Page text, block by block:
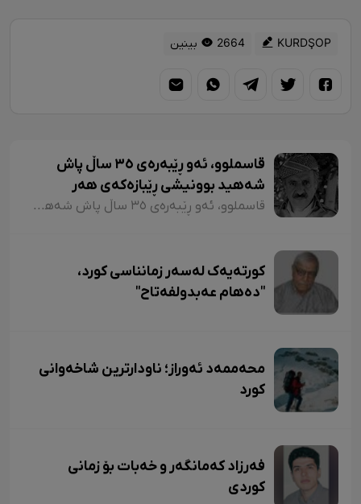
KURDŞOP 2664 بینین
قاسملوو، ئەو ڕێبەرەی ٣٥ ساڵ پاش
شەهید بوونیشی ڕێبازەکەی هەر
زیندووە
قاسملوو، ئەو ڕێبەرەی ٣٥ ساڵ پاش شەهید بوونیشی ڕێبازەکەی هەر زیندووە
کورتەیەک لەسەر زمانناسی کورد،
"دەهام عەبدولفەتاح"
محەممەد ئەوراز؛ ناودارترین شاخەوانی
کورد
فەرزاد کەمانگەر و خەبات بۆ زمانی
کوردی